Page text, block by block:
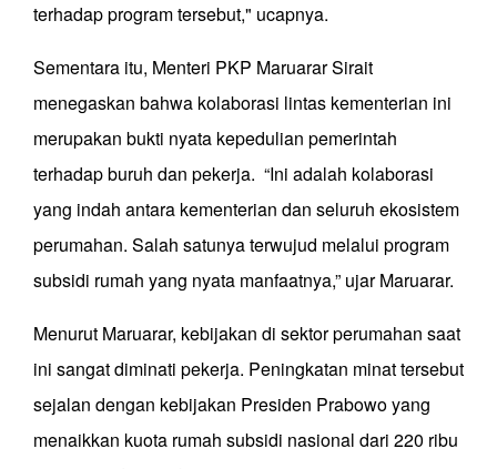
terhadap program tersebut," ucapnya.
Sementara itu, Menteri PKP Maruarar Sirait
menegaskan bahwa kolaborasi lintas kementerian ini
merupakan bukti nyata kepedulian pemerintah
terhadap buruh dan pekerja. “Ini adalah kolaborasi
yang indah antara kementerian dan seluruh ekosistem
perumahan. Salah satunya terwujud melalui program
subsidi rumah yang nyata manfaatnya,” ujar Maruarar.
Menurut Maruarar, kebijakan di sektor perumahan saat
ini sangat diminati pekerja. Peningkatan minat tersebut
sejalan dengan kebijakan Presiden Prabowo yang
menaikkan kuota rumah subsidi nasional dari 220 ribu